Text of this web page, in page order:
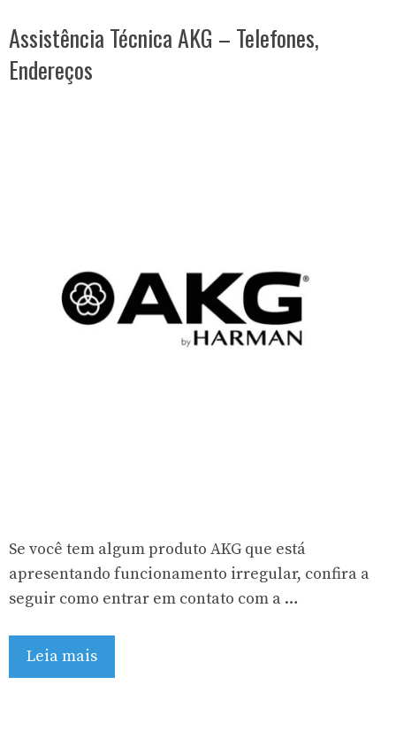
Assistência Técnica AKG – Telefones,
Endereços
Se você tem algum produto AKG que está
apresentando funcionamento irregular, confira a
seguir como entrar em contato com a …
Leia mais